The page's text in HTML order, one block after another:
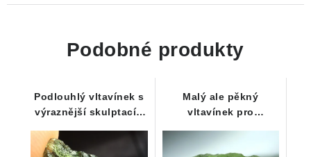
Podobné produkty
Podlouhlý vltavínek s
výraznější skulptací -
Malý ale pěkný
vltavínek pro
kamínkáře - 0,38 g